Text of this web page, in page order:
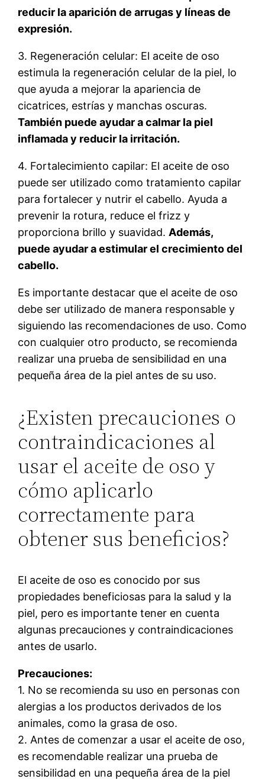
reducir la aparición de arrugas y líneas de
expresión.
3. Regeneración celular: El aceite de oso
estimula la regeneración celular de la piel, lo
que ayuda a mejorar la apariencia de
cicatrices, estrías y manchas oscuras.
También puede ayudar a calmar la piel
inflamada y reducir la irritación.
4. Fortalecimiento capilar: El aceite de oso
puede ser utilizado como tratamiento capilar
para fortalecer y nutrir el cabello. Ayuda a
prevenir la rotura, reduce el frizz y
proporciona brillo y suavidad. Además,
puede ayudar a estimular el crecimiento del
cabello.
Es importante destacar que el aceite de oso
debe ser utilizado de manera responsable y
siguiendo las recomendaciones de uso. Como
con cualquier otro producto, se recomienda
realizar una prueba de sensibilidad en una
pequeña área de la piel antes de su uso.
¿Existen precauciones o
contraindicaciones al
usar el aceite de oso y
cómo aplicarlo
correctamente para
obtener sus beneficios?
El aceite de oso es conocido por sus
propiedades beneficiosas para la salud y la
piel, pero es importante tener en cuenta
algunas precauciones y contraindicaciones
antes de usarlo.
Precauciones:
1. No se recomienda su uso en personas con
alergias a los productos derivados de los
animales, como la grasa de oso.
2. Antes de comenzar a usar el aceite de oso,
es recomendable realizar una prueba de
sensibilidad en una pequeña área de la piel